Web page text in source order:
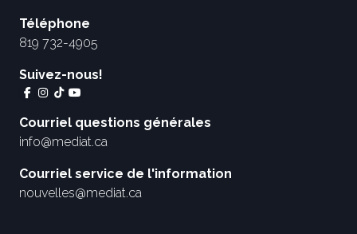
Téléphone
819 732-4905
Suivez-nous!
Courriel questions générales
info@mediat.ca
Courriel service de l'information
nouvelles@mediat.ca